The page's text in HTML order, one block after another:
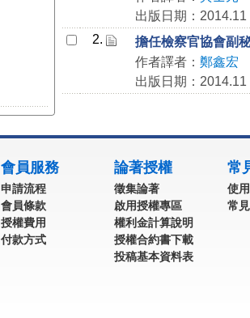
出版日期：2014.11
2.
擔任檢察官協會副
作者譯者： 鄭鑫宏
出版日期：2014.11
會員服務
申請流程
會員條款
授權費用
付款方式
論著授權
徵集論著
啟用授權專區
權利金計算說明
授權合約書下載
投稿基本資料表
常
使
常